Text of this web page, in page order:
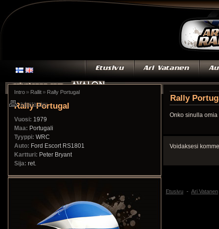
Intro » Rallit » Rally Portugal
Rally Portugal
Vuosi: 1979
Maa: Portugali
Tyyppi: WRC
Auto: Ford Escort RS1801
Kartturi: Peter Bryant
Sija: ret.
Rally
Onko sinulla
Voidaksesi
tulosta sivu
Etusivu Ari Vatanen